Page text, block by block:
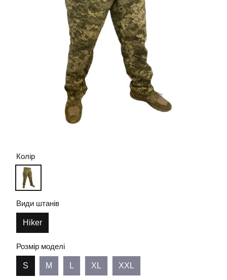
Колір
Види штанів
Hiker
Розмір моделі
S M L XL XXL